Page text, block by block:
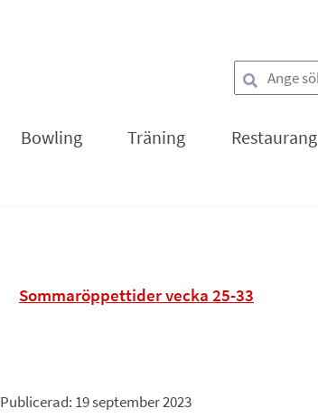
Bowling Träning Restaurang
Sommaröppettider vecka 25-33
Publicerad: 19 september 2023